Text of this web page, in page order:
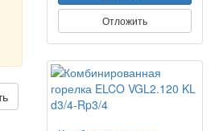
Отложить